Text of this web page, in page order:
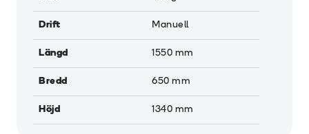
Drift Manuell
Längd 1550 mm
Bredd 650 mm
Höjd 1340 mm